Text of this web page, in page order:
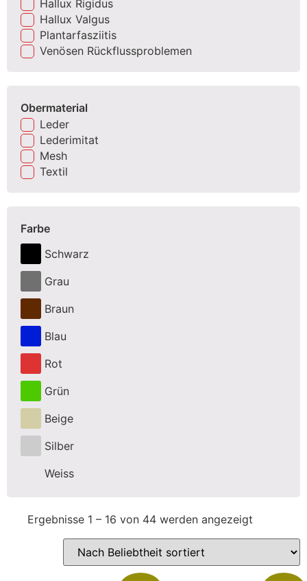
Hallux Rigidus
Hallux Valgus
Plantarfasziitis
Venösen Rückflussproblemen
Obermaterial
Leder
Lederimitat
Mesh
Textil
Farbe
Schwarz
Grau
Braun
Blau
Rot
Grün
Beige
Silber
Weiss
Ergebnisse 1 – 16 von 44 werden angezeigt